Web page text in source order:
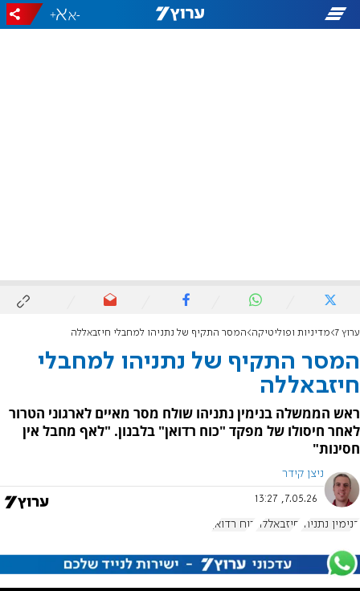
-
+
ערוץ 7 מדיניות ופוליטיקה המסר התקיף של נתניהו למחבלי חיזבאללה
המסר התקיף של נתניהו למחבלי
חיזבאללה
ראש הממשלה בנימין נתניהו שולח מסר מאיים לארגוני הטרור
לאחר חיסולו של מפקד "כוח רדואן" בלבנון. "לאף מחבל אין
חסינות"
ניצן קידר
7.05.26, 13:27
בנימין נתניהו חיזבאללה כוח רדואן